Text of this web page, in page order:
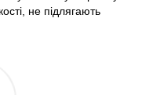
не підлягають